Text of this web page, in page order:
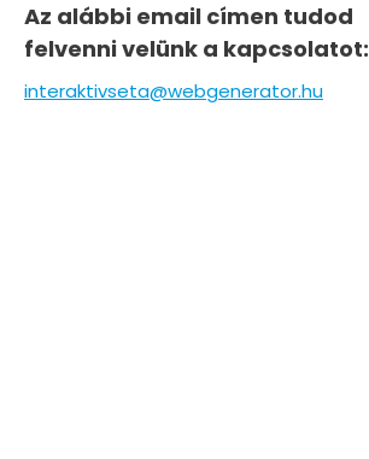
Az alábbi email címen tudod
felvenni velünk a kapcsolatot:
interaktivseta@webgenerator.hu